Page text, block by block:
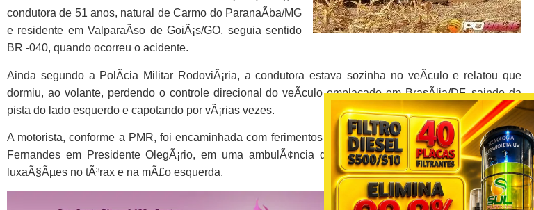
condutora de 51 anos, natural de Carmo do ParanaÃ­ba/MG
e residente em ValparaÃ­so de GoiÃ¡s/GO, seguia sentido
BR -040, quando ocorreu o acidente.
Ainda segundo a PolÃ­cia Militar RodoviÃ¡ria, a condutora estava sozinha no veÃ­culo e relatou que
dormiu, ao volante, perdendo o controle direcional do veÃ­culo emplacado em BrasÃ­lia/DF, saindo da
pista do lado esquerdo e capotando por vÃ¡rias vezes.
A motorista, conforme a PMR, foi encaminhada com ferimentos para o Hospital Municipal Darci JosÃ©
Fernandes em Presidente OlegÃ¡rio, em uma ambulÃ¢ncia da prÃ³pria unidade, sendo constatado
luxaÃ§Ãµes no tÃ³rax e na mÃ£o esquerda.